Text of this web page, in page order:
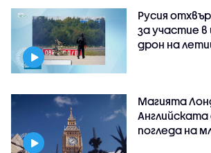
Русия
за участие
дрон на
Магията
погледа на